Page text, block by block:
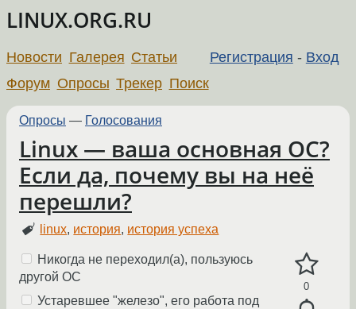
LINUX.ORG.RU
Регистрация - Вход
Новости Галерея Статьи
Форум Опросы Трекер Поиск
Опросы — Голосования
Linux — ваша основная ОС?
Если да, почему вы на неё
перешли?
linux, история, история успеха
0
Никогда не переходил(а), пользуюсь
другой ОС
Устаревшее "железо", его работа под